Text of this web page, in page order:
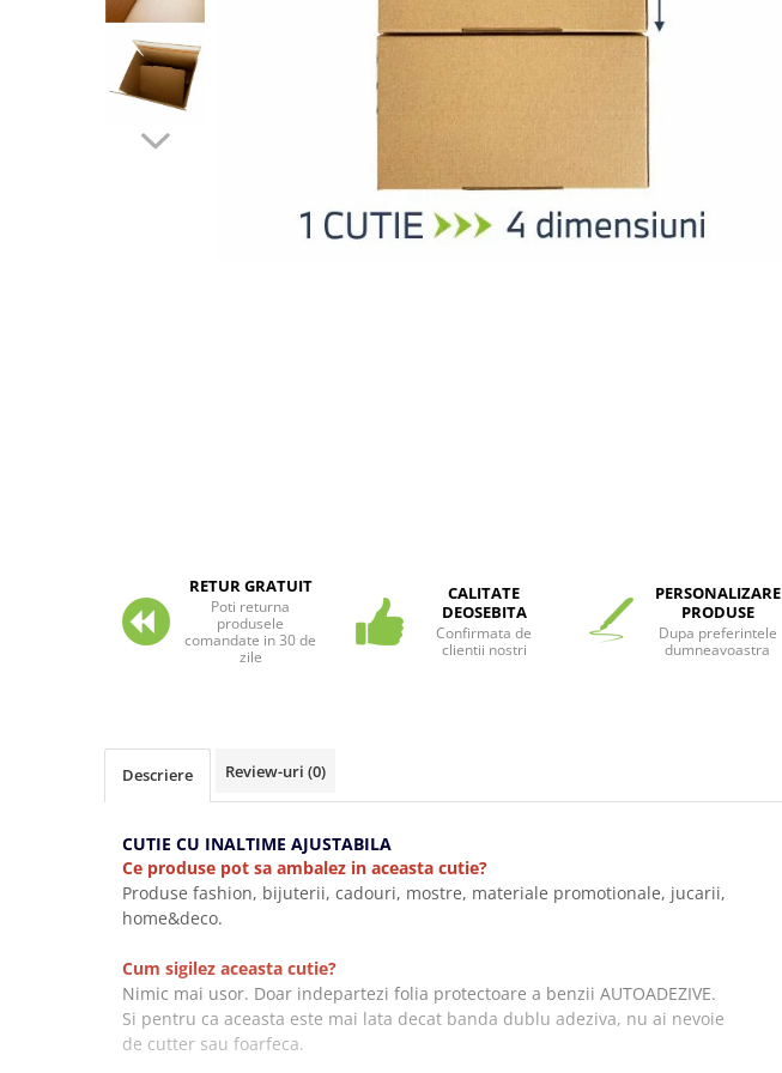
Pungi si sacose hartie kraft
Pungi hartie kraft
Arhivare&Depozitare
Ambalare cadouri
Panglica satin
Panglica dublu satinata 6 mm
Panglica dublu satinata 10 mm
Panglica dublu satinata 16 mm
Hartie copiator alba si colorata
RETUR GRATUIT
Poti returna
produsele
comandate in 30 de
zile
CALITATE
DEOSEBITA
Confirmata de
clientii nostri
PERSONALIZARE
PRODUSE
Dupa preferintele
dumneavoastra
Descriere Review-uri (0)
CUTIE CU INALTIME AJUSTABILA
Ce produse pot sa ambalez in aceasta cutie?
Produse fashion, bijuterii, cadouri, mostre, materiale promotionale, jucarii,
home&deco.
Cum sigilez aceasta cutie?
Nimic mai usor. Doar indepartezi folia protectoare a benzii AUTOADEZIVE.
Si pentru ca aceasta este mai lata decat banda dublu adeziva, nu ai nevoie
de cutter sau foarfeca.